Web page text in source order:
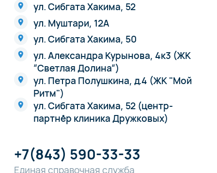
ул. Сибгата Хакима, 52
ул. Муштари, 12А
ул. Сибгата Хакима, 50
ул. Александра Курынова, 4к3 (ЖК
“Светлая Долина“)
ул. Петра Полушкина, д.4 (ЖК "Мой
Ритм")
ул. Сибгата Хакима, 52 (центр-
партнёр клиника Дружковых)
+7(843) 590-33-33
Единая справочная служба